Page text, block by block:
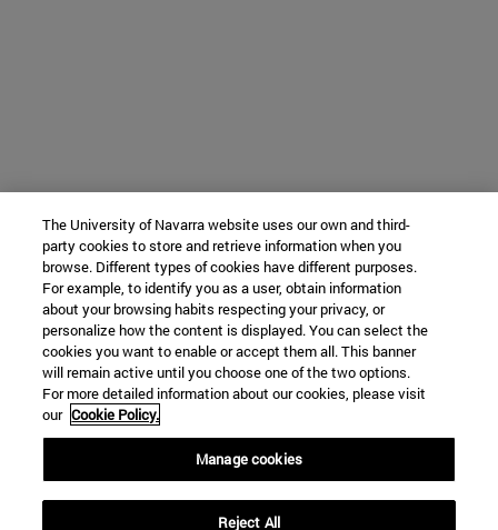
The University of Navarra website uses our own and third-
party cookies to store and retrieve information when you
browse. Different types of cookies have different purposes.
For example, to identify you as a user, obtain information
about your browsing habits respecting your privacy, or
personalize how the content is displayed. You can select the
cookies you want to enable or accept them all. This banner
will remain active until you choose one of the two options.
For more detailed information about our cookies, please visit
our Cookie Policy.
Manage cookies
Reject All